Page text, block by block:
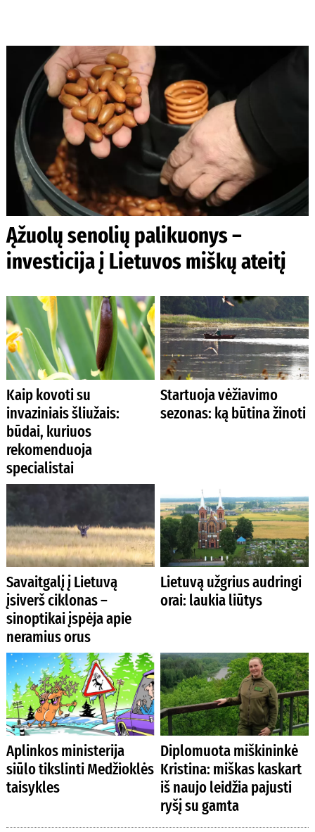
Ąžuolų senolių palikuonys –
investicija į Lietuvos miškų ateitį
Kaip kovoti su
invaziniais šliužais:
būdai, kuriuos
rekomenduoja
specialistai
Startuoja vėžiavimo
sezonas: ką būtina žinoti
Savaitgalį į Lietuvą
įsiverš ciklonas –
sinoptikai įspėja apie
neramius orus
Lietuvą užgrius audringi
orai: laukia liūtys
Aplinkos ministerija
siūlo tikslinti Medžioklės
taisykles
Diplomuota miškininkė
Kristina: miškas kaskart
iš naujo leidžia pajusti
ryšį su gamta